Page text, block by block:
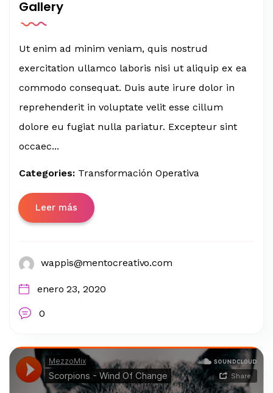
Gallery
Ut enim ad minim veniam, quis nostrud
exercitation ullamco laboris nisi ut aliquip ex ea
commodo consequat. Duis aute irure dolor in
reprehenderit in voluptate velit esse cillum
dolore eu fugiat nulla pariatur. Excepteur sint
occaec...
Categories: Transformación Operativa
Leer más
wappis@mentocreativo.com
enero 23, 2020
0